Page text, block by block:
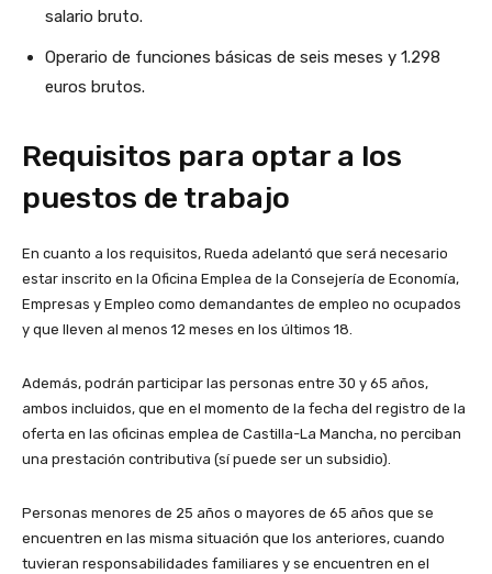
salario bruto.
Operario de funciones básicas de seis meses y 1.298
euros brutos.
Requisitos para optar a los
puestos de trabajo
En cuanto a los requisitos, Rueda adelantó que será necesario
estar inscrito en la Oficina Emplea de la Consejería de Economía,
Empresas y Empleo como demandantes de empleo no ocupados
y que lleven al menos 12 meses en los últimos 18.
Además, podrán participar las personas entre 30 y 65 años,
ambos incluidos, que en el momento de la fecha del registro de la
oferta en las oficinas emplea de Castilla-La Mancha, no perciban
una prestación contributiva (sí puede ser un subsidio).
Personas menores de 25 años o mayores de 65 años que se
encuentren en las misma situación que los anteriores, cuando
tuvieran responsabilidades familiares y se encuentren en el